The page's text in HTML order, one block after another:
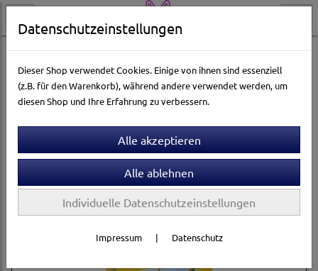
Aquarienwelt Futtertabletten Sera
Sortierung wählen
Datenschutzeinstellungen
Dieser Shop verwendet Cookies. Einige von ihnen sind essenziell
(z.B. für den Warenkorb), während andere verwendet werden, um
diesen Shop und Ihre Erfahrung zu verbessern.
Individuelle Datenschutzeinstellungen
Impressum | Datenschutz